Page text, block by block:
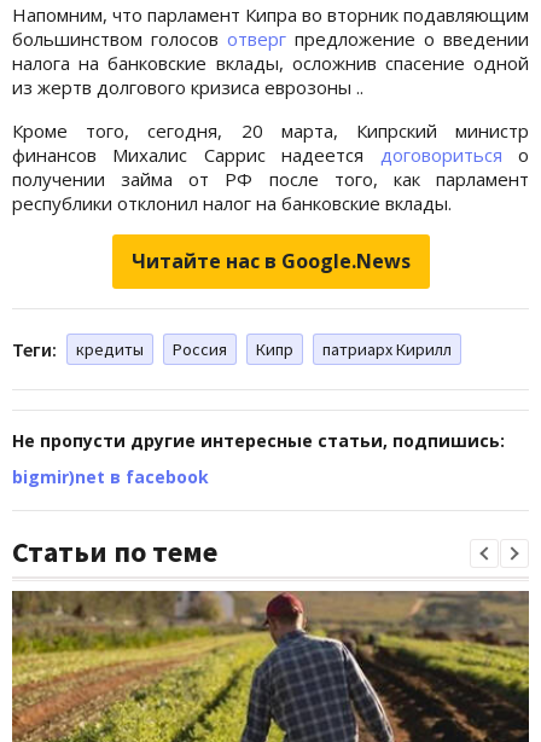
Напомним, что парламент Кипра во вторник подавляющим
большинством голосов отверг предложение о введении
налога на банковские вклады, осложнив спасение одной
из жертв долгового кризиса еврозоны ..
Кроме того, сегодня, 20 марта, Кипрский министр
финансов Михалис Саррис надеется договориться о
получении займа от РФ после того, как парламент
республики отклонил налог на банковские вклады.
Читайте нас в Google.News
Теги: кредиты Россия Кипр патриарх Кирилл
Не пропусти другие интересные статьи, подпишись:
bigmir)net в facebook
Статьи по теме